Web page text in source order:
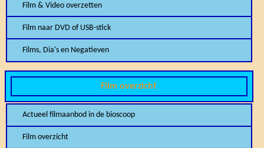
Film & Video overzetten
Film naar DVD of USB-stick
Films, Dia's en Negatieven
Film overzicht
Actueel filmaanbod in de bioscoop
Film overzicht